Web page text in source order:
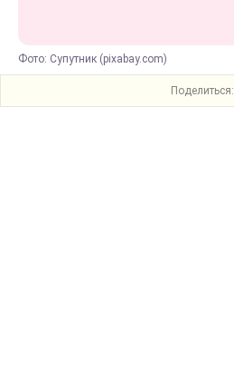
Фото: Супутник (pixabay.com)
Поделиться: